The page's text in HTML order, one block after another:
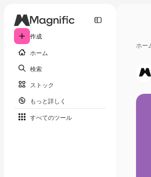
作成
ホーム
検索
ストック
もっと詳しく
すべてのツール
ホー